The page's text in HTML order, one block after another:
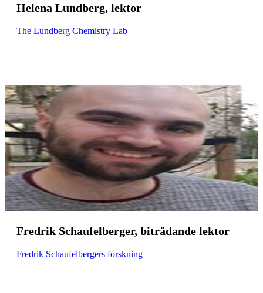
Helena Lundberg, lektor
The Lundberg Chemistry Lab
Fredrik Schaufelberger, biträdande lektor
Fredrik Schaufelbergers forskning